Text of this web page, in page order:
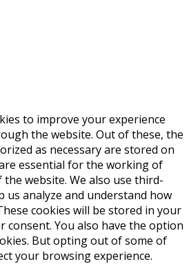
to improve your experience
the website. Out of these, the
as necessary are stored on
essential for the working of
website. We also use third-
us analyze and understand how
cookies will be stored in your
consent. You also have the option
But opting out of some of
your browsing experience.